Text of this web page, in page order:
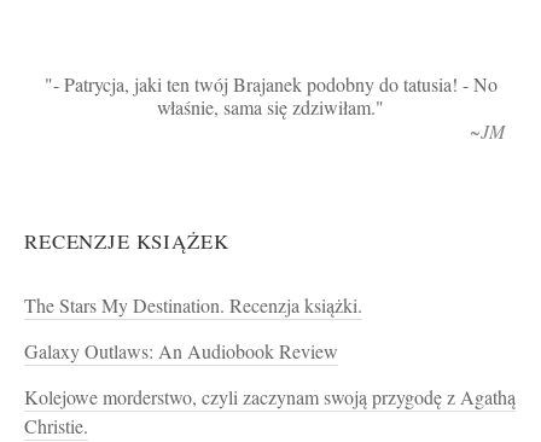
- Patrycja, jaki ten twój Brajanek podobny do tatusia! - No
właśnie, sama się zdziwiłam.
~JM
RECENZJE KSIĄŻEK
The Stars My Destination. Recenzja książki.
Galaxy Outlaws: An Audiobook Review
Kolejowe morderstwo, czyli zaczynam swoją przygodę z Agathą
Christie.